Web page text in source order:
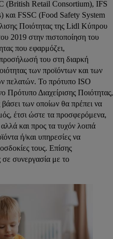
(British Retail Consortium), IFS
και FSSC (Food Safety System
Ποιότητας της Lidl Κύπρου
2019 στην πιστοποίηση του
που εφαρμόζει,
του στη διαρκή
των προϊόντων και των
πελατών. Το πρότυπο ISO
Πρότυπο Διαχείρισης Ποιότητας,
βάσει των οποίων θα πρέπει να
έτσι ώστε τα προσφερόμενα,
και προς τα τυχόν λοιπά
ή/και υπηρεσίες να
τους. Επίσης
σε συνεργασία με το
επιτρέπετε μόνο
τεχνολογιών. Κάνοντας
στην
σκοπούς.
άλλων για την περίοδο
το δικαίωμά σας να
ανά πάσα στιγμή με ισχύ
στην
πολιτική απορρήτου
στοιχεία της εταιρείας μας